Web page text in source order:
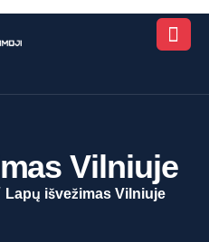
mas Vilniuje
Lapų išvežimas Vilniuje